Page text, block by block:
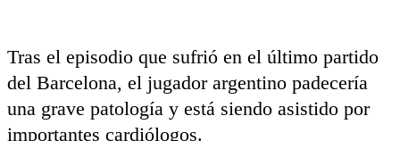
Tras el episodio que sufrió en el último partido
del Barcelona, el jugador argentino padecería
una grave patología y está siendo asistido por
importantes cardiólogos.